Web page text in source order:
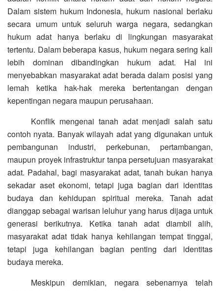
Dalam sistem hukum Indonesia, hukum nasional berlaku
secara umum untuk seluruh warga negara, sedangkan
hukum adat hanya berlaku di lingkungan masyarakat
tertentu. Dalam beberapa kasus, hukum negara sering kali
lebih dominan dibandingkan hukum adat. Hal ini
menyebabkan masyarakat adat berada dalam posisi yang
lemah ketika hak-hak mereka bertentangan dengan
kepentingan negara maupun perusahaan.
Konflik mengenai tanah adat menjadi salah satu
contoh nyata. Banyak wilayah adat yang digunakan untuk
pembangunan industri, perkebunan, pertambangan,
maupun proyek infrastruktur tanpa persetujuan masyarakat
adat. Padahal, bagi masyarakat adat, tanah bukan hanya
sekadar aset ekonomi, tetapi juga bagian dari identitas
budaya dan kehidupan spiritual mereka. Tanah adat
dianggap sebagai warisan leluhur yang harus dijaga untuk
generasi berikutnya. Ketika tanah adat diambil alih,
masyarakat adat tidak hanya kehilangan tempat tinggal,
tetapi juga kehilangan bagian penting dari identitas
budaya mereka.
Meskipun demikian, negara sebenarnya telah